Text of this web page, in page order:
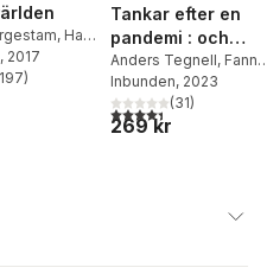
, Hans
, 2017
Totalt antal röster:
197)
Tankar efter en
pandemi : och
lärdomarna inför
nästa
Anders Tegnell, Fanny
Härgestam
Inbunden, 2023
4,4utav 5 stjärnor.
(31)
269 kr